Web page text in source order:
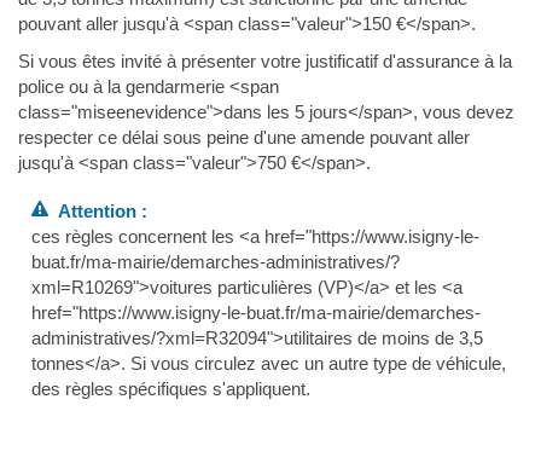
pouvant aller jusqu'à <span class="valeur">150 €</span>.
Si vous êtes invité à présenter votre justificatif d'assurance à la
police ou à la gendarmerie <span
class="miseenevidence">dans les 5 jours</span>, vous devez
respecter ce délai sous peine d'une amende pouvant aller
jusqu'à <span class="valeur">750 €</span>.
Attention :
ces règles concernent les <a href="https://www.isigny-le-
buat.fr/ma-mairie/demarches-administratives/?
xml=R10269">voitures particulières (VP)</a> et les <a
href="https://www.isigny-le-buat.fr/ma-mairie/demarches-
administratives/?xml=R32094">utilitaires de moins de 3,5
tonnes</a>. Si vous circulez avec un autre type de véhicule,
des règles spécifiques s'appliquent.